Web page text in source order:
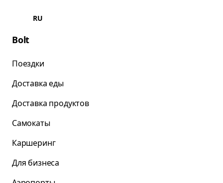
RU
Bolt
Поездки
Доставка еды
Доставка продуктов
Самокаты
Каршеринг
Для бизнеса